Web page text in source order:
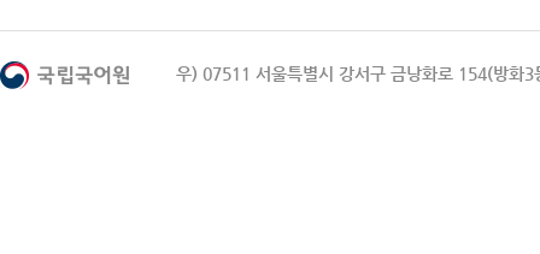
우) 07511 서울특별시 강서구 금낭화로 154(방화3